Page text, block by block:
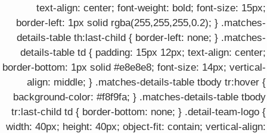
text-align: center; font-weight: bold; font-size: 15px;
border-left: 1px solid rgba(255,255,255,0.2); } .matches-
details-table th:last-child { border-left: none; } .matches-
details-table td { padding: 15px 12px; text-align: center;
border-bottom: 1px solid #e8e8e8; font-size: 14px; vertical-
align: middle; } .matches-details-table tbody tr:hover {
background-color: #f8f9fa; } .matches-details-table tbody
tr:last-child td { border-bottom: none; } .detail-team-logo {
width: 40px; height: 40px; object-fit: contain; vertical-align: